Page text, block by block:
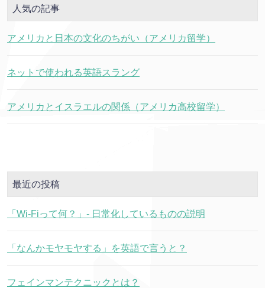
人気の記事
アメリカと日本の文化のちがい（アメリカ留学）
ネットで使われる英語スラング
アメリカとイスラエルの関係（アメリカ高校留学）
最近の投稿
「Wi-Fiって何？」- 日常化しているものの説明
「なんかモヤモヤする」を英語で言うと？
フェインマンテクニックとは？